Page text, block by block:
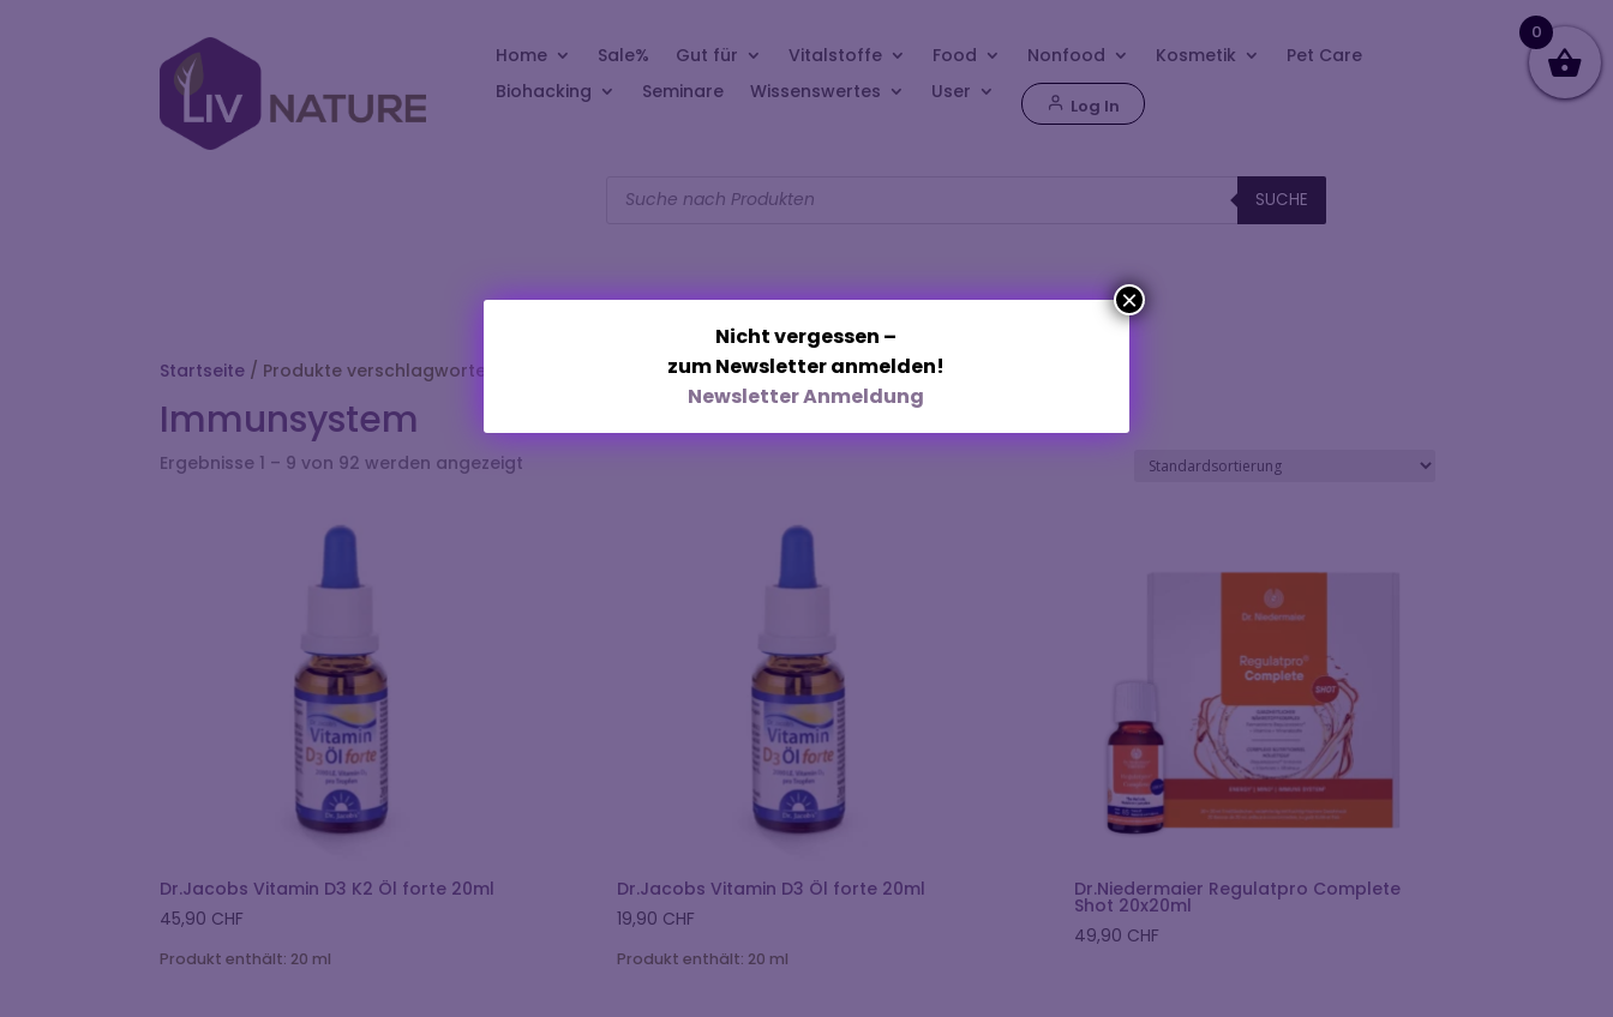
Home Sale% Gut für Vitalstoffe Food Nonfood Kosmetik
Pet Care
Biohacking
Seminare Wissenswertes User
Log In
search SUCHE
Startseite/ Produkte verschlagwortet mit „Immunsystem“
Immunsystem
Ergebnisse 1 – 9 von 92 werden angezeigt
Dr.Jacobs Vitamin D3 K2 Öl forte 20ml
45,90 CHF
Produkt enthält: 20 ml
Dr.Jacobs Vitamin D3 Öl forte 20ml
19,90 CHF
Produkt enthält: 20 ml
Dr.Niedermaier Regulatpro Complete
Shot 20x20ml
49,90 CHF
Nicht vergessen –
zum Newsletter anmelden!
Newsletter Anmeldung
×
0